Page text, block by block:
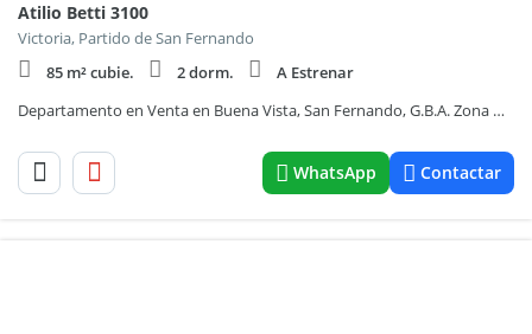
Atilio Betti 3100
Victoria, Partido de San Fernando
85 m² cubie.
2 dorm.
A Estrenar
Departamento en Venta en Buena Vista, San Fernando, G.B.A. Zona Norte
WhatsApp Contactar